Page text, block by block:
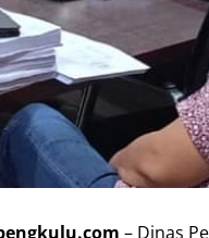
– Dinas